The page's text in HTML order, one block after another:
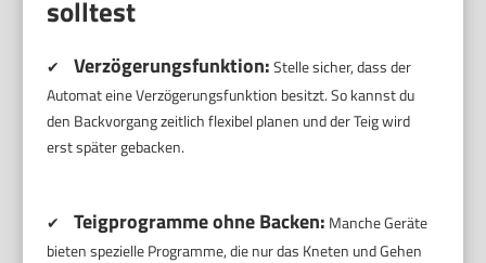
solltest
✔ Verzögerungsfunktion:Stelle sicher, dass der
Automat eine Verzögerungsfunktion besitzt. So kannst du
den Backvorgang zeitlich flexibel planen und der Teig wird
erst später gebacken.
✔ Teigprogramme ohne Backen: Manche Geräte
bieten spezielle Programme, die nur das Kneten und Gehen